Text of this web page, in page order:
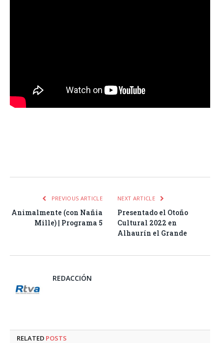
PREVIOUS ARTICLE
Animalmente (con Nañia
Mille) | Programa 5
NEXT ARTICLE
Presentado el Otoño
Cultural 2022 en
Alhaurín el Grande
REDACCIÓN
RELATED POSTS